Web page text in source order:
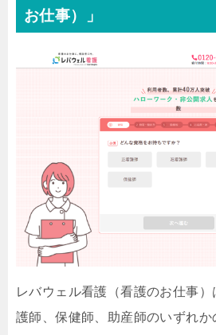
お仕事）」
レバウェル看護（看護のお仕事
護師、保健師、助産師のいずれ